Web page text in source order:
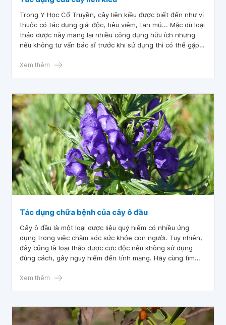
Trong Y Học Cổ Truyền, cây liên kiều được biết đến như vị
thuốc có tác dụng giải độc, tiêu viêm, tan mủ... Mặc dù loại
thảo dược này mang lại nhiều công dụng hữu ích nhưng
nếu không tư vấn bác sĩ trước khi sử dụng thì có thể gặp
Xem thêm
Tác dụng chữa bệnh của cây ô đầu
Cây ô đầu là một loại dược liệu quý hiếm có nhiều ứng
dụng trong việc chăm sóc sức khỏe con người. Tuy nhiên,
đây cũng là loại thảo dược cực độc nếu không sử dụng
đúng cách, gây nguy hiểm đến tính mạng. Hãy cùng tìm
như thế nào.
Xem thêm